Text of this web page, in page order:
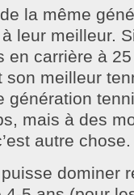
la même
leur meilleur.
carrière à
son meilleur
génération
mais à des
autre chose.
dominer